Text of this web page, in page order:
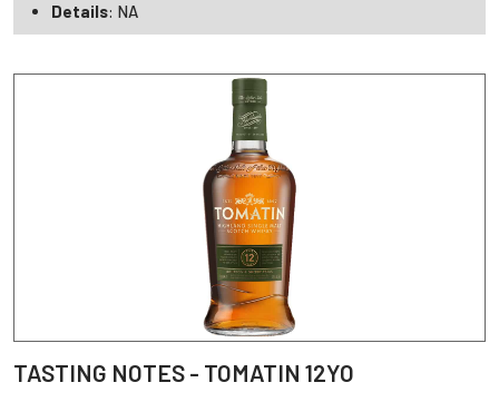
Details: NA
TASTING NOTES - TOMATIN 12YO